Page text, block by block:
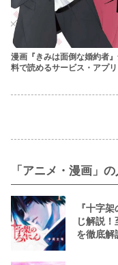
漫画『きみは面倒な婚約者
料で読めるサービス・アプ
「アニメ・漫画」
『十字
じ解説
を徹底解